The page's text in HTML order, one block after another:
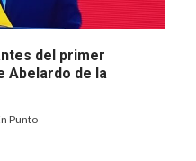
del primer
Abelardo de la
Punto